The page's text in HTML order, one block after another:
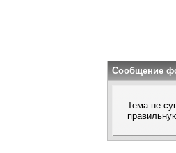
Сообщение
Тема не